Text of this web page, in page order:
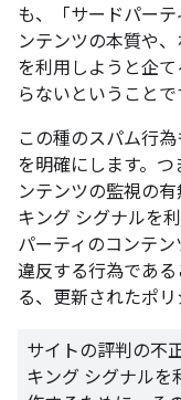
も、「サードパー
ンテンツの本質や
を利用しようと企
らないということで
この種のスパム行
を明確にします。
ンテンツの監視の
キング シグナルを
パーティのコンテ
違反する行為であ
る、更新されたポリ
サイトの評判の不
キング シグナルを